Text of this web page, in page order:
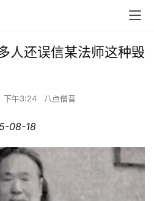
人还误信某法师这种毁
下午3:24 八点僧音
08-18